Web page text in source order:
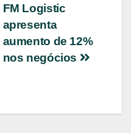
FM Logistic
apresenta
aumento de 12%
nos negócios